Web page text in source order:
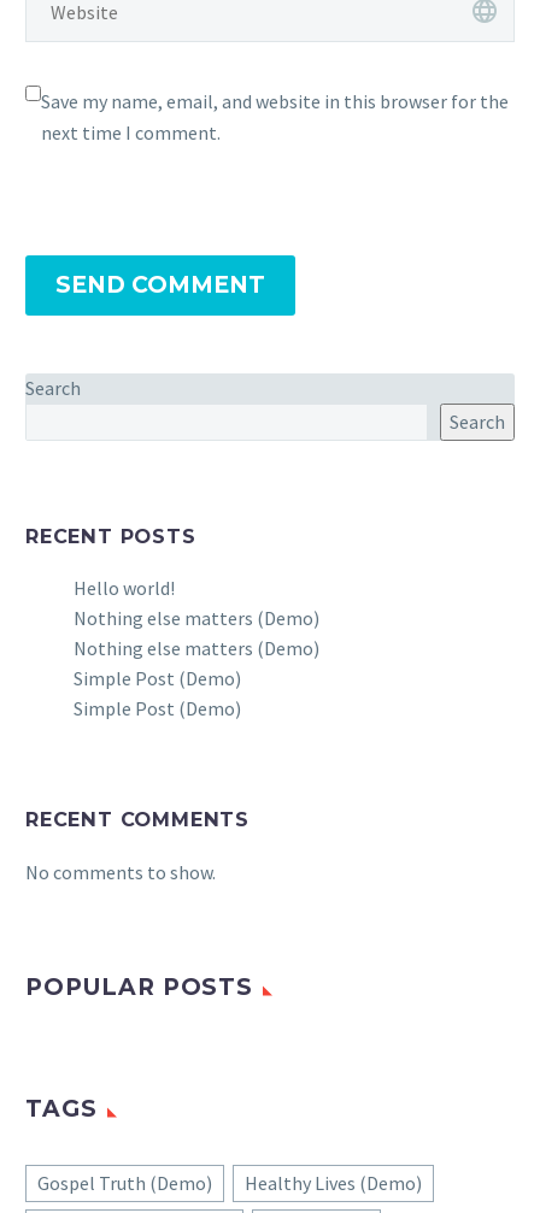
Save my name, email, and website in this browser for the
next time I comment.
SEND COMMENT
Search
Search
RECENT POSTS
Hello world!
Nothing else matters (Demo)
Nothing else matters (Demo)
Simple Post (Demo)
Simple Post (Demo)
RECENT COMMENTS
No comments to show.
POPULAR POSTS
TAGS
Gospel Truth (Demo)
Healthy Lives (Demo)